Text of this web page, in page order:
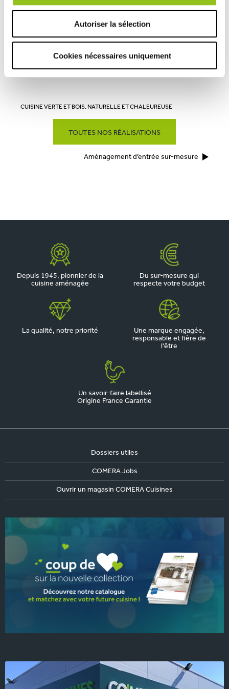
Autoriser la sélection
Cookies nécessaires uniquement
COMERA-En savoir plus
Rencontrez votre cuisiniste
Prendre rendez-vous
CUISINE VERTE ET BOIS, NATURELLE ET CHALEUREUSE
TOUTES NOS RÉALISATIONS
Aménagement d’entrée sur-mesure
Depuis 1945, pionnier de la
cuisine aménagée
Du sur-mesure qui
respecte votre budget
La qualité, notre priorité
Une marque engagée,
responsable et fière de
l'être
Un savoir-faire labellisé
Origine France Garantie
Dossiers utiles
COMERA Jobs
Ouvrir un magasin COMERA Cuisines